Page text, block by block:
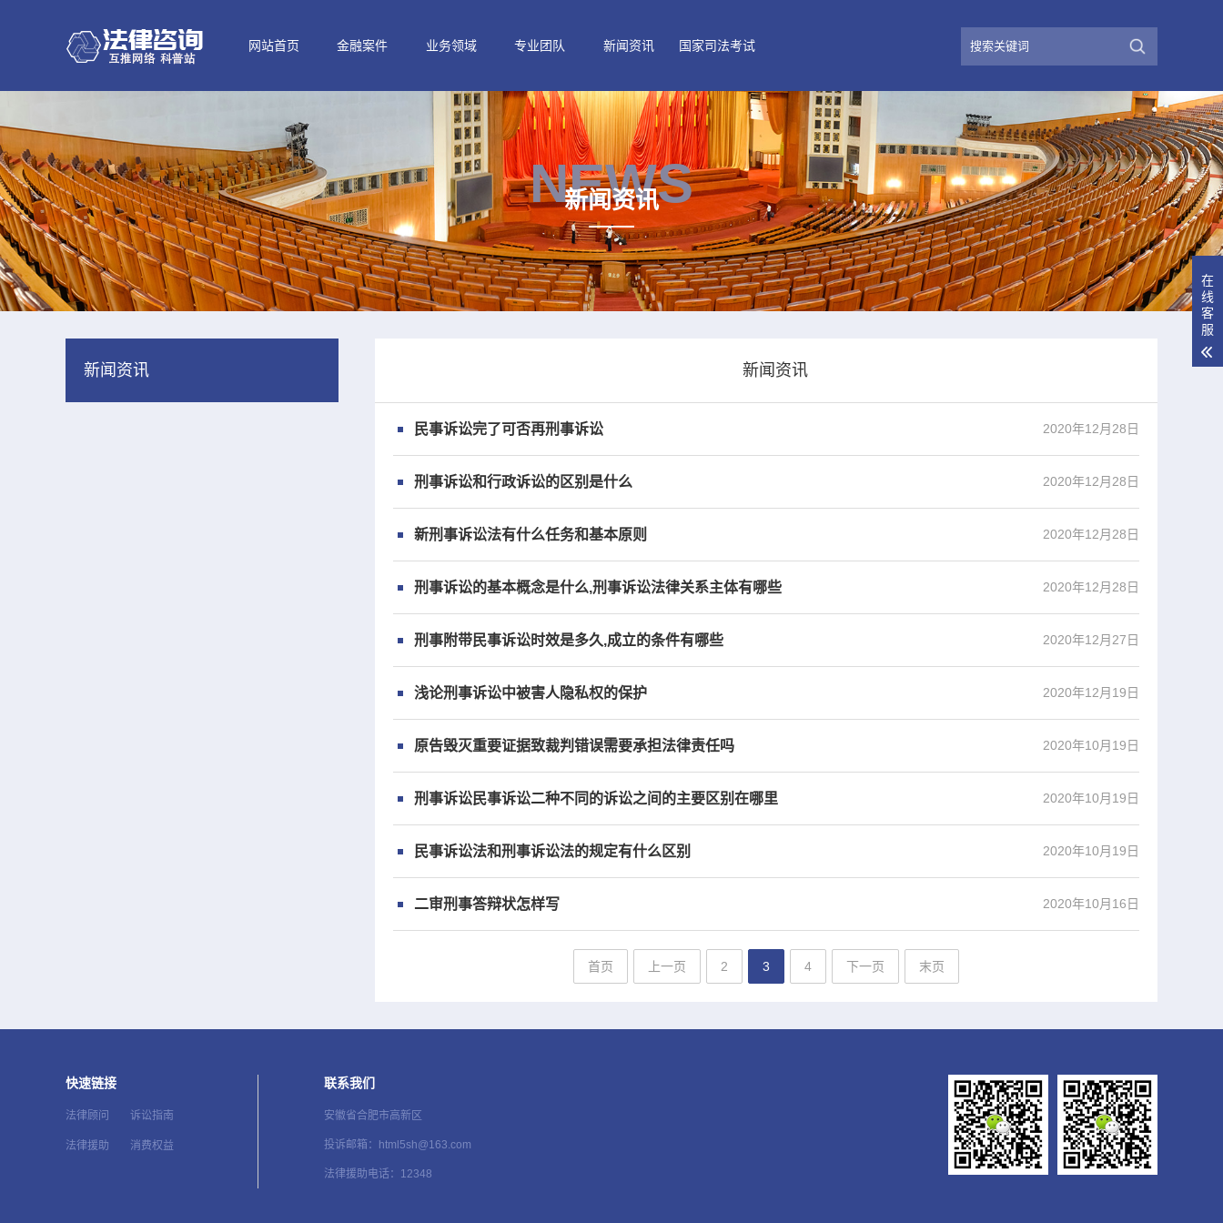
网站首页 金融案件 业务领域 专业团队 新闻资讯 国家司法考试
NEWS
新闻资讯
新闻资讯 新闻资讯
民事诉讼完了可否再刑事诉讼 2020年12月28日
刑事诉讼和行政诉讼的区别是什么 2020年12月28日
新刑事诉讼法有什么任务和基本原则 2020年12月28日
刑事诉讼的基本概念是什么,刑事诉讼法律关系主体有哪些 2020年12月28日
刑事附带民事诉讼时效是多久,成立的条件有哪些 2020年12月27日
浅论刑事诉讼中被害人隐私权的保护 2020年12月19日
原告毁灭重要证据致裁判错误需要承担法律责任吗 2020年10月19日
刑事诉讼民事诉讼二种不同的诉讼之间的主要区别在哪里 2020年10月19日
民事诉讼法和刑事诉讼法的规定有什么区别 2020年10月19日
二审刑事答辩状怎样写 2020年10月16日
首页 上一页 2 3 4 下一页 末页
快速链接
法律顾问 诉讼指南
法律援助 消费权益
联系我们
安徽省合肥市高新区
投诉邮箱：html5sh@163.com
法律援助电话：12348
在
线
客
服